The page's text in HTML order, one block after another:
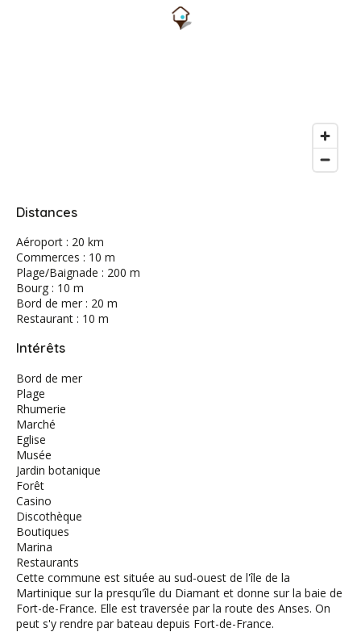
Distances
Aéroport : 20 km
Commerces : 10 m
Plage/Baignade : 200 m
Bourg : 10 m
Bord de mer : 20 m
Restaurant : 10 m
Intérêts
Bord de mer
Plage
Rhumerie
Marché
Eglise
Musée
Jardin botanique
Forêt
Casino
Discothèque
Boutiques
Marina
Restaurants
Cette commune est située au sud-ouest de l'île de la
Martinique sur la presqu'île du Diamant et donne sur la baie de
Fort-de-France. Elle est traversée par la route des Anses. On
peut s'y rendre par bateau depuis Fort-de-France.